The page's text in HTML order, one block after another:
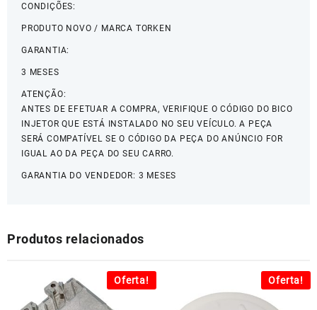
CONDIÇÕES:
PRODUTO NOVO / MARCA TORKEN
GARANTIA:
3 MESES
ATENÇÃO:
ANTES DE EFETUAR A COMPRA, VERIFIQUE O CÓDIGO DO BICO
INJETOR QUE ESTÁ INSTALADO NO SEU VEÍCULO. A PEÇA
SERÁ COMPATÍVEL SE O CÓDIGO DA PEÇA DO ANÚNCIO FOR
IGUAL AO DA PEÇA DO SEU CARRO.
GARANTIA DO VENDEDOR: 3 MESES
Produtos relacionados
Oferta! Oferta!